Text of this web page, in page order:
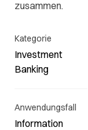
zusammen.
Kategorie
Investment
Banking
Anwendungsfall
Information